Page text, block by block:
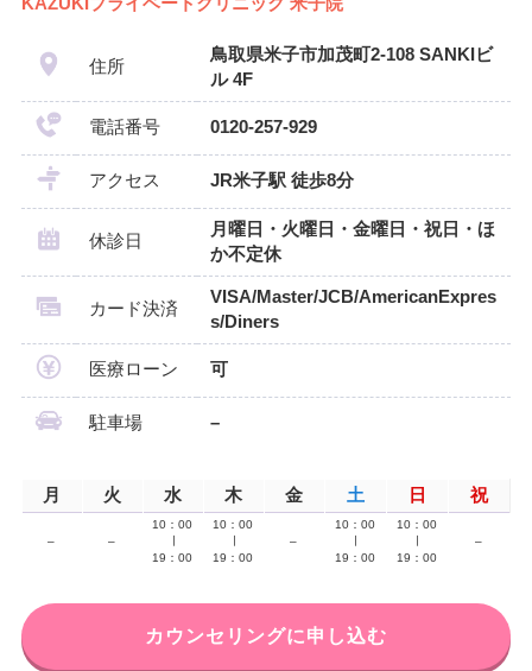
住所
鳥取県米子市加茂町2-108 SANKIビ
ル 4F
電話番号 0120-257-929
アクセス JR米子駅 徒歩8分
休診日
月曜日・火曜日・金曜日・祝日・ほ
か不定休
カード決済
VISA/Master/JCB/AmericanExpres
s/Diners
医療ローン 可
駐車場 –
月 火 水 木 金 土 日 祝
– –
10：00
19：00
10：00
19：00
–
10：00
19：00
10：00
19：00
–
カウンセリングに申し込む